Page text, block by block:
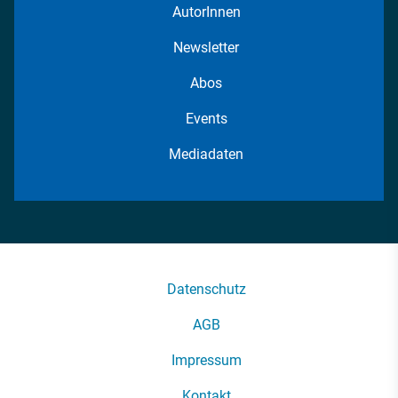
AutorInnen
Newsletter
Abos
Events
Mediadaten
Datenschutz
AGB
Impressum